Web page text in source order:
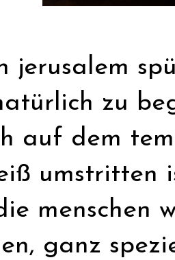
jerusalem
zu
auf dem
umstritten
menschen
ganz